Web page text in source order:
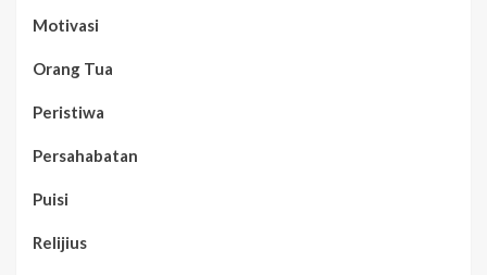
Motivasi
Orang Tua
Peristiwa
Persahabatan
Puisi
Relijius